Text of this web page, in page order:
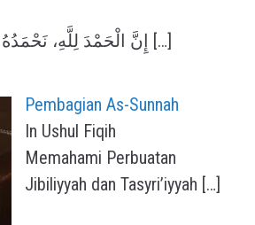
[…]
Pembagian As-Sunnah
In Ushul Fiqih
Memahami Perbuatan
Jibiliyyah dan Tasyri’iyyah […]